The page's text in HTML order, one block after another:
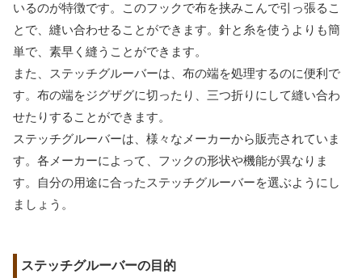
いるのが特徴です。このフックで布を挟みこんで引っ張るこ
とで、縫い合わせることができます。針と糸を使うよりも簡
単で、素早く縫うことができます。
また、ステッチグルーバーは、布の端を処理するのに便利で
す。布の端をジグザグに切ったり、三つ折りにして縫い合わ
せたりすることができます。
ステッチグルーバーは、様々なメーカーから販売されていま
す。各メーカーによって、フックの形状や機能が異なりま
す。自分の用途に合ったステッチグルーバーを選ぶようにし
ましょう。
ステッチグルーバーの目的